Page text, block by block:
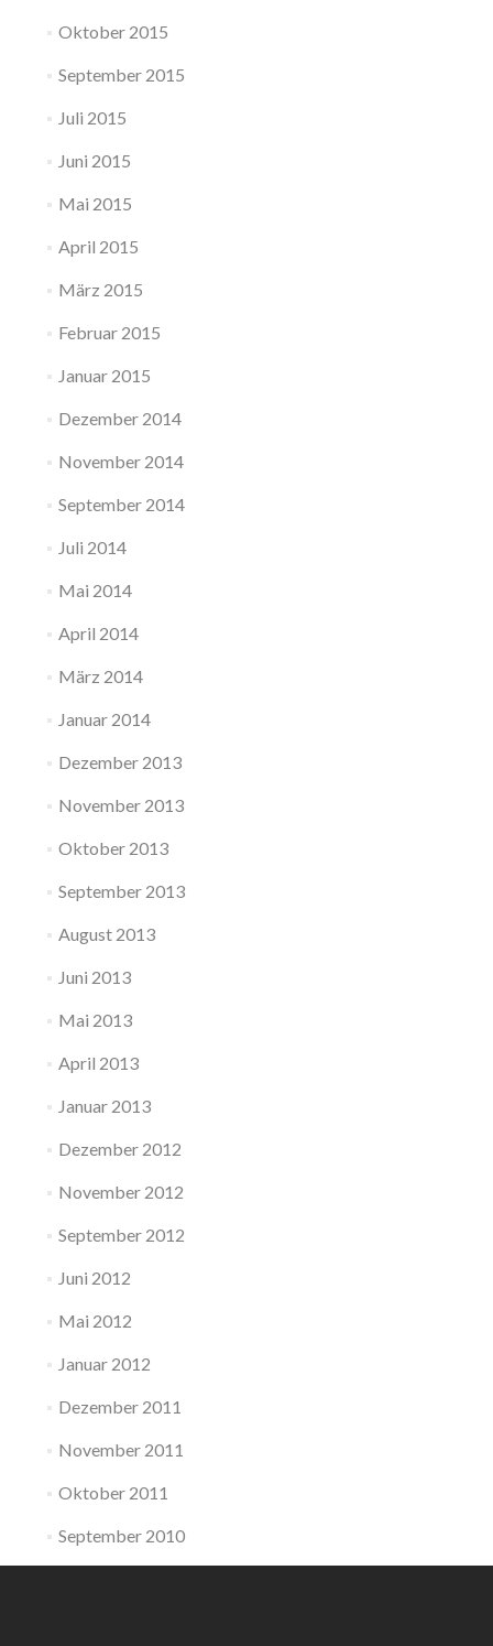
Oktober 2015
September 2015
Juli 2015
Juni 2015
Mai 2015
April 2015
März 2015
Februar 2015
Januar 2015
Dezember 2014
November 2014
September 2014
Juli 2014
Mai 2014
April 2014
März 2014
Januar 2014
Dezember 2013
November 2013
Oktober 2013
September 2013
August 2013
Juni 2013
Mai 2013
April 2013
Januar 2013
Dezember 2012
November 2012
September 2012
Juni 2012
Mai 2012
Januar 2012
Dezember 2011
November 2011
Oktober 2011
September 2010